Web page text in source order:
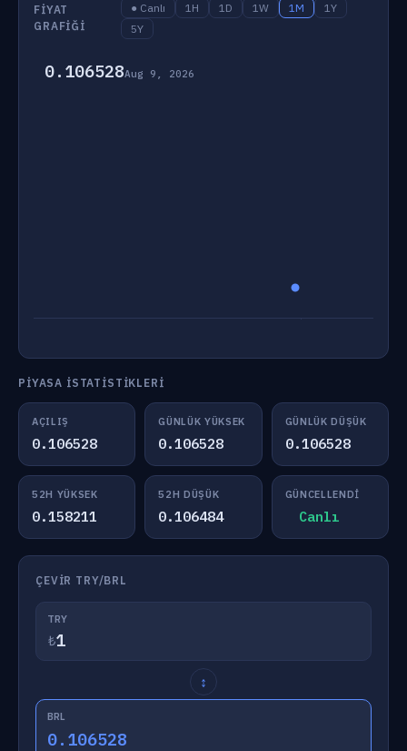
FIYAT
GRAFIĞI
● Canlı 1H 1D 1W 1M
1Y
5Y
0.106528Aug 9, 2026
PIYASA İSTATISTIKLERI
AÇILIŞ
0.106528
GÜNLÜK YÜKSEK
0.106528
GÜNLÜK DÜŞÜK
0.106528
52H YÜKSEK
0.158211
52H DÜŞÜK
0.106484
GÜNCELLENDI
Canlı
ÇEVIR TRY/BRL
TRY
₺
↕
BRL
0.106528